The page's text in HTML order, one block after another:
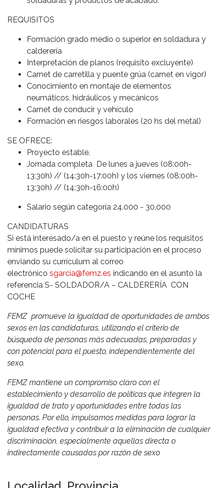
REQUISITOS
Formación grado medio o superior en soldadura y
calderería
Interpretación de planos (requisito excluyente)
Carnet de carretilla y puente grúa (carnet en vigor)
Conocimiento en montaje de elementos
neumáticos, hidráulicos y mecánicos
Carnet de conducir y vehículo
Formación en riesgos laborales (20 hs del metal)
SE OFRECE:
Proyecto estable.
Jornada completa De lunes a jueves (08:00h-
13:30h) // (14:30h-17:00h) y los viernes (08:00h-
13:30h) // (14:30h-16:00h)
Salario según categoría 24.000 - 30.000
CANDIDATURAS
Si está interesado/a en el puesto y reúne los requisitos
mínimos puede solicitar su participación en el proceso
enviando su currículum al correo
electrónico sgarcia@femz.es indicando en el asunto la
referencia S- SOLDADOR/A – CALDERERÍA CON
COCHE
FEMZ promueve la igualdad de oportunidades de ambos
sexos en las candidaturas, utilizando el criterio de
búsqueda de personas más adecuadas, preparadas y
con potencial para el puesto, independientemente del
sexo.
FEMZ mantiene un compromiso claro con el
establecimiento y desarrollo de políticas que integren la
igualdad de trato y oportunidades entre todas las
personas. Por ello, impulsamos medidas para lograr la
igualdad efectiva y contribuir a la eliminación de cualquier
discriminación, especialmente aquellas directa o
indirectamente causadas por razón de sexo